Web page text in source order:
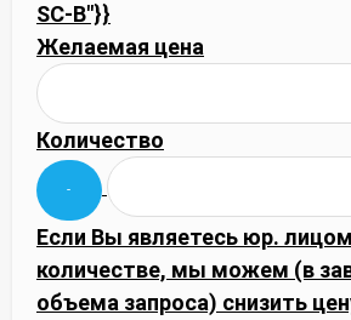
SC-B"}}
Желаемая цена
Количество
Если Вы являетесь юр.
количестве, мы можем (в
объема запроса) снизить